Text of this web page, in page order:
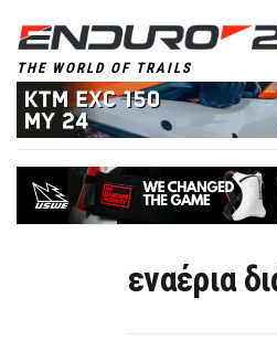
THE WORLD OF TRAILS
εναέρια